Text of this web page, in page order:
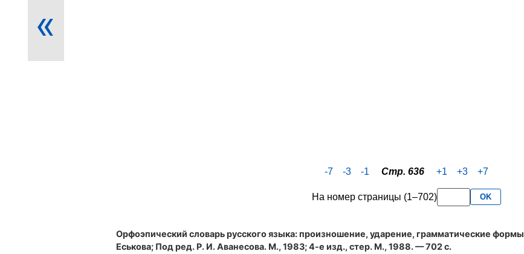
«
-7 -3 -1 Стр. 636 +1 +3 +7
На номер страницы (1–702) OK
Орфоэпический словарь русского языка: произношение, ударение, грамматические формы
Еськова; Под ред. Р. И. Аванесова. М., 1983; 4-е изд., стер. М., 1988. — 702 с.